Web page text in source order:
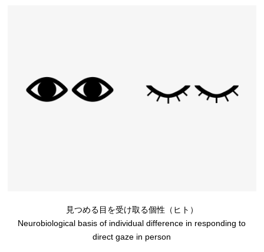
見つめる目を受け取る個性（ヒト）
Neurobiological basis of individual difference in responding to
direct gaze in person